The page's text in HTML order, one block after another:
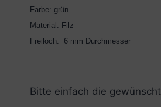
Farbe: grün
Material: Filz
Freiloch: 6 mm Durchmesser
Bitte einfach die